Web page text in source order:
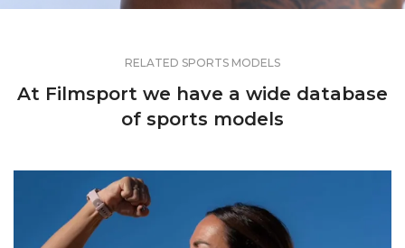
RELATED SPORTS MODELS
At Filmsport we have a wide database
of sports models